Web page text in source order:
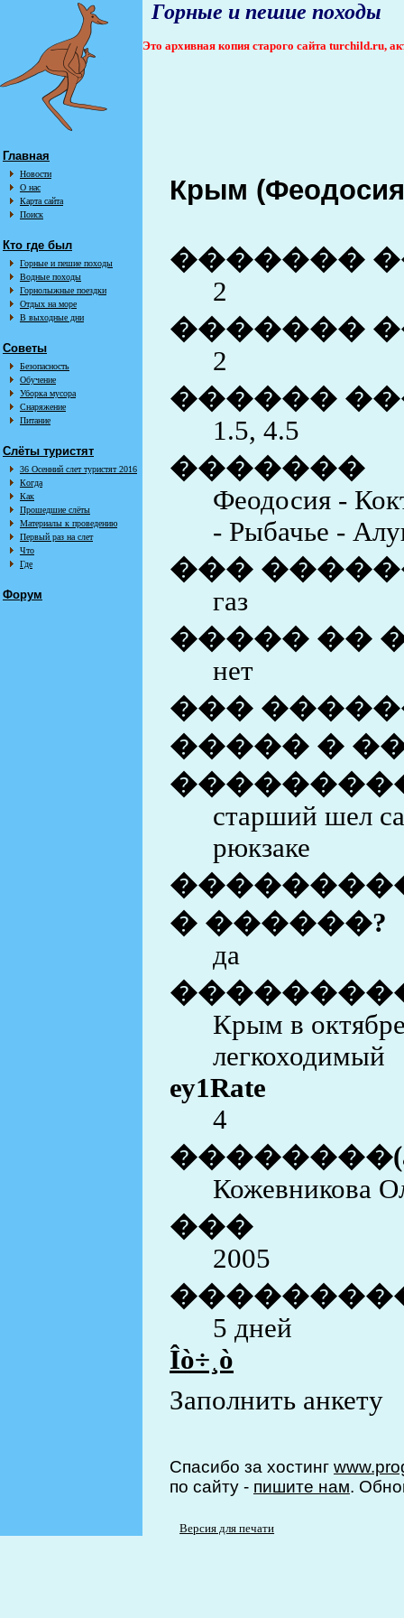
Главная
Новости
О нас
Карта сайта
Поиск
Кто где был
Горные и пешие походы
Водные походы
Горнолыжные поездки
Отдых на море
В выходные дни
Советы
Безопасность
Обучение
Уборка мусора
Снаряжение
Питание
Слёты туристят
36 Осенний слет туристят 2016
Когда
Как
Прошедшие слёты
Материалы к проведению
Первый раз на слет
Что
Где
Форум
Горные и пешие походы
Это архивная копия старого сайта turchild.ru,
Крым
�������
2
�������
2
������
1.5, 4.5
�������
Феодосия -
- Рыбачье -
���
газ
����� ��
нет
���
����� �
старший шел
рюкзаке
� ������?
да
Крым в
легкоходимый
еу1Rate
4
Кожевникова
���
2005
5 дней
Îò÷¸ò
Заполнить анкету
Спасибо за хостинг
по сайту - пишите нам.
Версия для печати